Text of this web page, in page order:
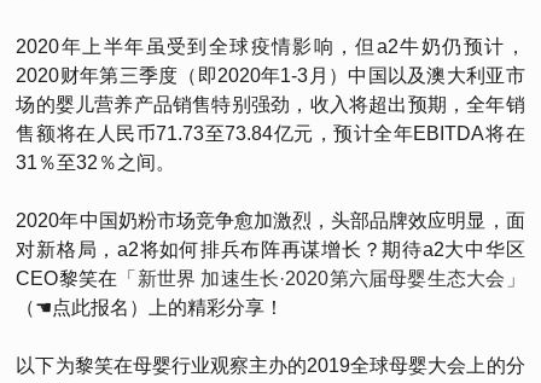
2020年上半年虽受到全球疫情影响，但a2牛奶仍预计，
2020财年第三季度（即2020年1-3月）中国以及澳大利亚市
场的婴儿营养产品销售特别强劲，收入将超出预期，全年销
售额将在人民币71.73至73.84亿元，预计全年EBITDA将在
31％至32％之间。
2020年中国奶粉市场竞争愈加激烈，头部品牌效应明显，面
对新格局，a2将如何排兵布阵再谋增长？期待a2大中华区
CEO黎笑在 「新世界 加速生长·2020第六届母婴生态大会」
（☚点此报名）上的精彩分享！
以下为黎笑在母婴行业观察主办的2019全球母婴大会上的分